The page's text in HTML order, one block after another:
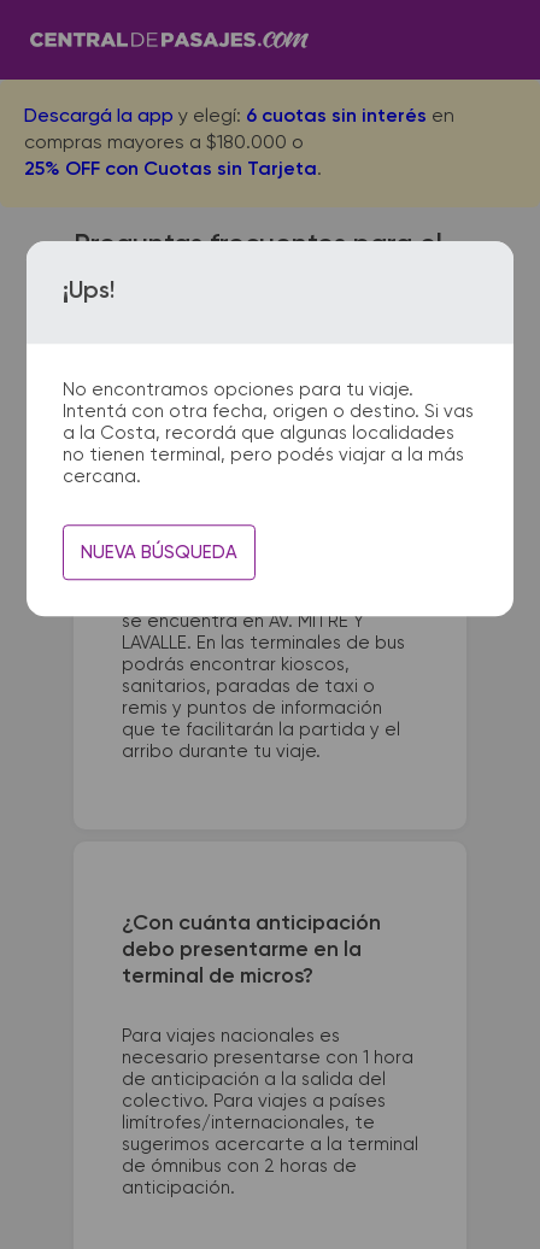
Descargá la app y elegí: 6 cuotas sin interés en
compras mayores a $180.000 o
25% OFF con Cuotas sin Tarjeta.
¡Ups!
No encontramos opciones para tu viaje.
Intentá con otra fecha, origen o destino. Si vas
a la Costa, recordá que algunas localidades
no tienen terminal, pero podés viajar a la más
cercana.
NUEVA BÚSQUEDA
Preguntas frecuentes para el
viaje desde Moreno a Salto
¿Dónde quedan las
terminales de micro de
Moreno a Salto?
Moreno queda ubicada en
Colectora Gaona y Nemesio
Alvarez (Parador Las Pie. La
se encuentra en AV. MITRE Y
LAVALLE. En las terminales de bus
podrás encontrar kioscos,
sanitarios, paradas de taxi o
remis y puntos de información
que te facilitarán la partida y el
arribo durante tu viaje.
¿Con cuánta anticipación
debo presentarme en la
terminal de micros?
Para viajes nacionales es
necesario presentarse con 1 hora
de anticipación a la salida del
colectivo. Para viajes a países
limítrofes/internacionales, te
sugerimos acercarte a la terminal
de ómnibus con 2 horas de
anticipación.